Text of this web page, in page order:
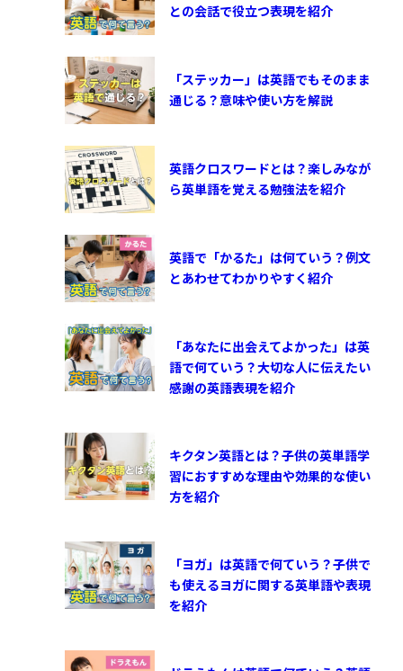
との会話で役立つ表現を紹介
「ステッカー」は英語でもそのまま
通じる？意味や使い方を解説
英語クロスワードとは？楽しみなが
ら英単語を覚える勉強法を紹介
英語で「かるた」は何ていう？例文
とあわせてわかりやすく紹介
「あなたに出会えてよかった」は英
語で何ていう？大切な人に伝えたい
感謝の英語表現を紹介
キクタン英語とは？子供の英単語学
習におすすめな理由や効果的な使い
方を紹介
「ヨガ」は英語で何ていう？子供で
も使えるヨガに関する英単語や表現
を紹介